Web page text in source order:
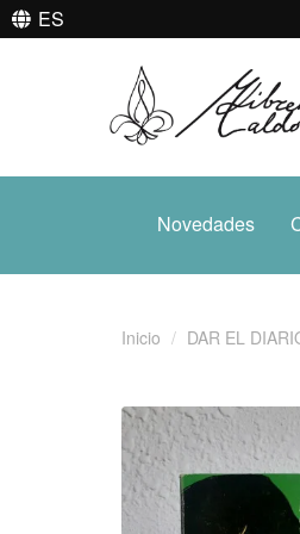
ES
Novedades
Inicio DAR EL